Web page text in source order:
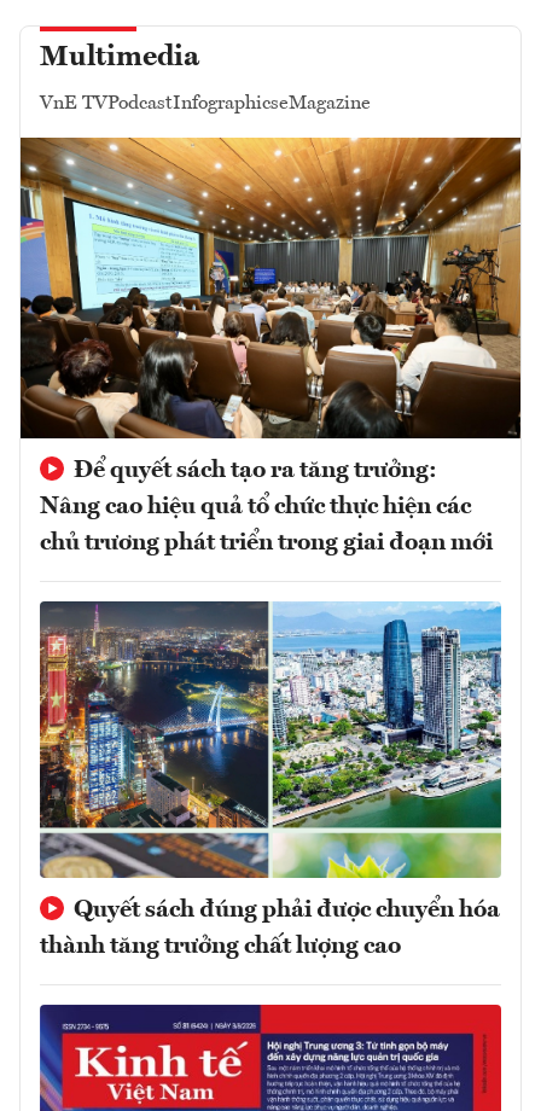
Multimedia
VnE TVPodcastInfographicseMagazine
Để quyết sách tạo ra tăng trưởng:
Nâng cao hiệu quả tổ chức thực hiện các
chủ trương phát triển trong giai đoạn mới
Quyết sách đúng phải được chuyển hóa
thành tăng trưởng chất lượng cao